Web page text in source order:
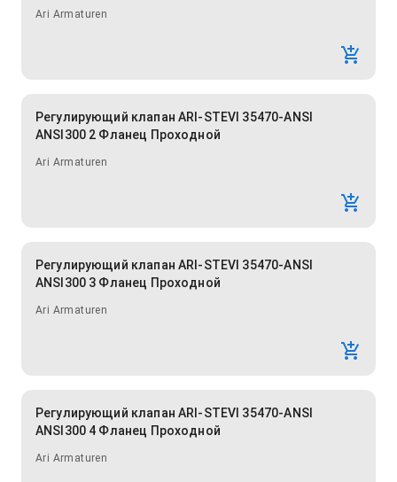
Ari Armaturen
Регулирующий клапан ARI-STEVI 35470-ANSI
ANSI300 2 Фланец Проходной
Ari Armaturen
Регулирующий клапан ARI-STEVI 35470-ANSI
ANSI300 3 Фланец Проходной
Ari Armaturen
Регулирующий клапан ARI-STEVI 35470-ANSI
ANSI300 4 Фланец Проходной
Ari Armaturen